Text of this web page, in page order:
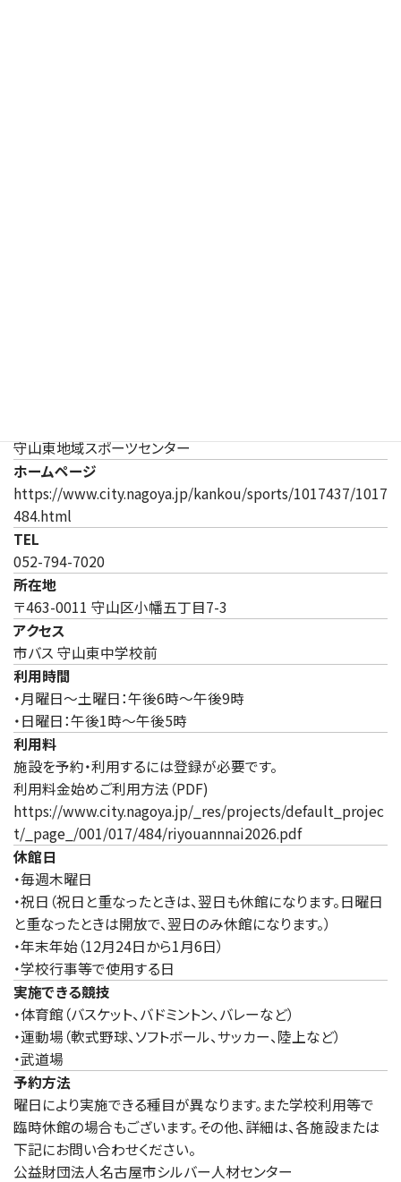
守山東地域スポーツセンター
ホームページ
https://www.city.nagoya.jp/kankou/sports/1017437/1017
484.html
TEL
052-794-7020
所在地
〒463-0011 守山区小幡五丁目7-3
アクセス
市バス 守山東中学校前
利用時間
・月曜日～土曜日：午後6時～午後9時
・日曜日：午後1時～午後5時
利用料
施設を予約・利用するには登録が必要です。
利用料金始めご利用方法（PDF)
https://www.city.nagoya.jp/_res/projects/default_projec
t/_page_/001/017/484/riyouannnai2026.pdf
休館日
・毎週木曜日
・祝日（祝日と重なったときは、翌日も休館になります。日曜日
と重なったときは開放で、翌日のみ休館になります。）
・年末年始（12月24日から1月6日）
・学校行事等で使用する日
実施できる競技
・体育館（バスケット、バドミントン、バレーなど）
・運動場（軟式野球、ソフトボール、サッカー、陸上など）
・武道場
予約方法
曜日により実施できる種目が異なります。また学校利用等で
臨時休館の場合もございます。その他、詳細は、各施設または
下記にお問い合わせください。
公益財団法人名古屋市シルバー人材センター